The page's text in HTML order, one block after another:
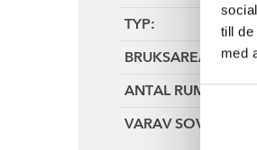
till
med
TYP:
BRUKSAREA:
ANTAL RUM:
VARAV SOVRUM: